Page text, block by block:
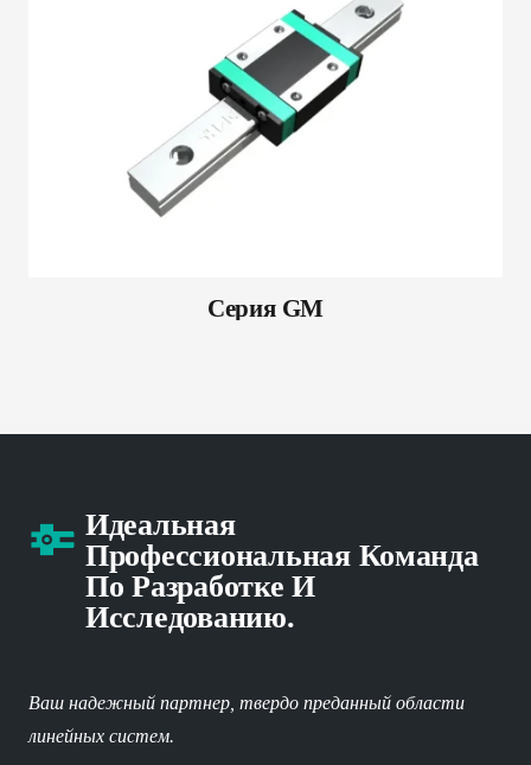
Серия GM
Идеальная
Профессиональная Команда
По Разработке И
Исследованию.
Ваш надежный партнер, твердо преданный области
линейных систем.